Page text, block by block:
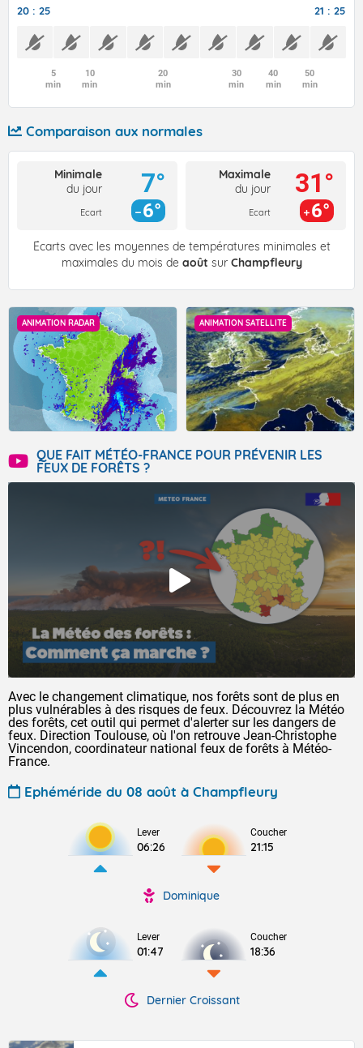
20 : 25 21 : 25
5
min
10
min
20
min
30
min
40
min
50
min
Comparaison aux normales
Minimale
du jour
Ecart
7°
6°
Maximale
du jour
Ecart
31°
6°
Écarts avec les moyennes de températures minimales et
maximales du mois de août sur Champfleury
ANIMATION RADAR ANIMATION SATELLITE
QUE FAIT MÉTÉO-FRANCE POUR PRÉVENIR LES
FEUX DE FORÊTS ?
Avec le changement climatique, nos forêts sont de plus en
plus vulnérables à des risques de feux. Découvrez la Météo
des forêts, cet outil qui permet d'alerter sur les dangers de
feux. Direction Toulouse, où l'on retrouve Jean-Christophe
Vincendon, coordinateur national feux de forêts à Météo-
France.
Ephéméride du 08 août à Champfleury
Lever
06:26
Coucher
21:15
Dominique
Lever
01:47
Coucher
18:36
Dernier Croissant